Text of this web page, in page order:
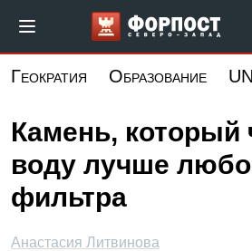
основному
Форпост
Геократия Образование
Камень, который
воду лучше
фильтра
Анастасия Литвинова